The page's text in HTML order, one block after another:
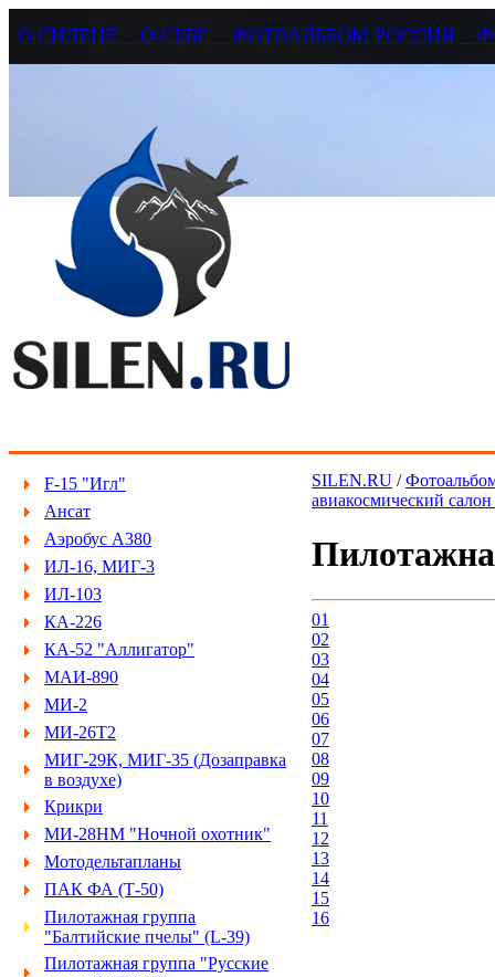
О СИЛЕНЕ О СЕБЕ ФОТОАЛЬБОМ РОССИЯ
F-15 "Игл"
Ансат
Аэробус А380
ИЛ-16, МИГ-3
ИЛ-103
КА-226
КА-52 "Аллигатор"
МАИ-890
МИ-2
МИ-26Т2
МИГ-29К, МИГ-35 (Дозаправка
в воздухе)
Крикри
МИ-28НМ "Ночной охотник"
Мотодельтапланы
ПАК ФА (Т-50)
Пилотажная группа
"Балтийские пчелы" (L-39)
Пилотажная группа "Русские
SILEN.RU /
авиакосмический
01
02
03
04
05
06
07
08
09
10
11
12
13
14
15
16